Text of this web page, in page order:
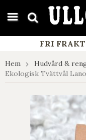
google-site-verification:
FRI
Hem Hudvård &
Ekologisk Tvättvål